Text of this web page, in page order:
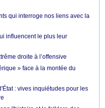
qui interroge nos liens avec la
influencent le plus leur
droite à l’offensive
» face à la montée du
: vives inquiétudes pour les